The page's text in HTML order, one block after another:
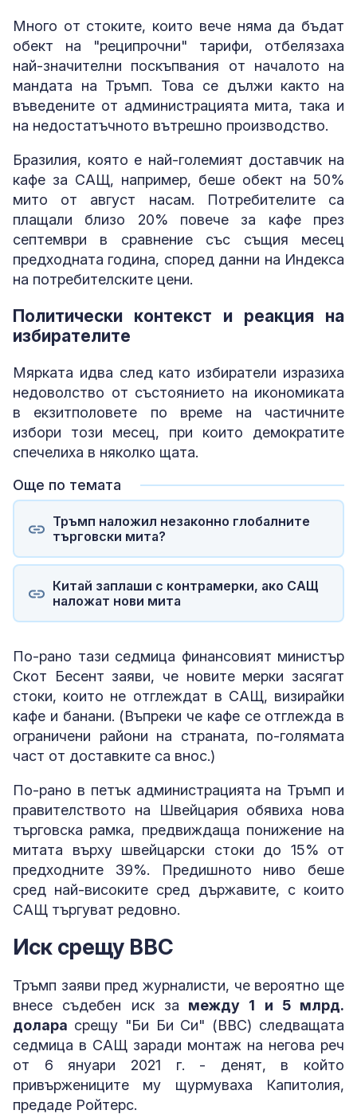
Много от стоките, които вече няма да бъдат
обект на "реципрочни" тарифи, отбелязаха
най-значителни поскъпвания от началото на
мандата на Тръмп. Това се дължи както на
въведените от администрацията мита, така и
на недостатъчното вътрешно производство.
Бразилия, която е най-големият доставчик на
кафе за САЩ, например, беше обект на 50%
мито от август насам. Потребителите са
плащали близо 20% повече за кафе през
септември в сравнение със същия месец
предходната година, според данни на Индекса
на потребителските цени.
Политически контекст и реакция на
избирателите
Мярката идва след като избиратели изразиха
недоволство от състоянието на икономиката
в екзитполовете по време на частичните
избори този месец, при които демократите
спечелиха в няколко щата.
Още по темата
Тръмп наложил незаконно глобалните
търговски мита?
Китай заплаши с контрамерки, ако САЩ
наложат нови мита
По-рано тази седмица финансовият министър
Скот Бесент заяви, че новите мерки засягат
стоки, които не отглеждат в САЩ, визирайки
кафе и банани. (Въпреки че кафе се отглежда в
ограничени райони на страната, по-голямата
част от доставките са внос.)
По-рано в петък администрацията на Тръмп и
правителството на Швейцария обявиха нова
търговска рамка, предвиждаща понижение на
митата върху швейцарски стоки до 15% от
предходните 39%. Предишното ниво беше
сред най-високите сред държавите, с които
САЩ търгуват редовно.
Иск срещу BBC
Тръмп заяви пред журналисти, че вероятно ще
внесе съдебен иск за между 1 и 5 млрд.
долара срещу "Би Би Си" (BBC) следващата
седмица в САЩ заради монтаж на негова реч
от 6 януари 2021 г. - денят, в който
привържениците му щурмуваха Капитолия,
предаде Ройтерс.